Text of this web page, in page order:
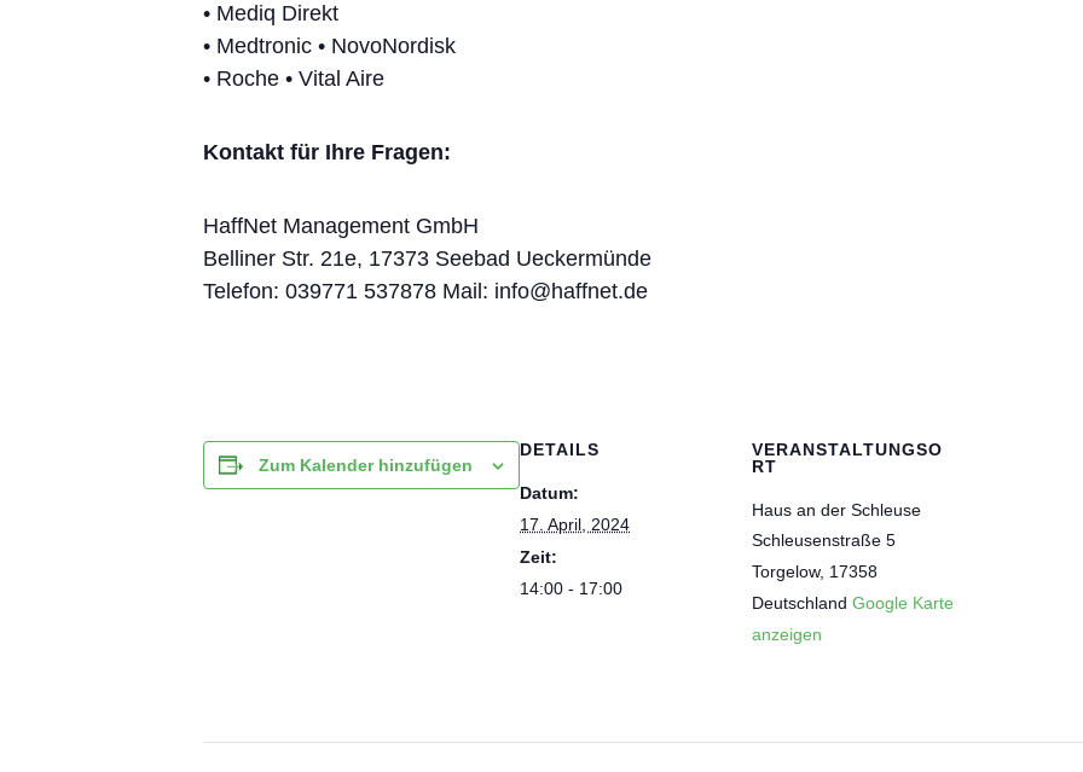
• Mediq Direkt
• Medtronic • NovoNordisk
• Roche • Vital Aire
Kontakt für Ihre Fragen:
HaffNet Management GmbH
Belliner Str. 21e, 17373 Seebad Ueckermünde
Telefon: 039771 537878 Mail: info@haffnet.de
Zum Kalender hinzufügen
DETAILS
Datum:
17. April, 2024
Zeit:
14:00 - 17:00
VERANSTALTUNGSO
RT
Haus an der Schleuse
Schleusenstraße 5
Torgelow, 17358
Deutschland Google Karte
anzeigen